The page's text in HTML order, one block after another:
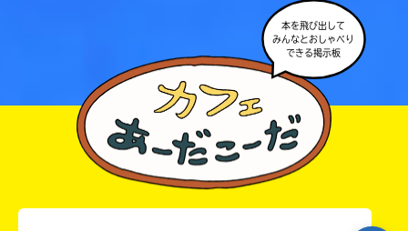
大人気
本を飛び出して
みんなとおしゃべり
できる掲示板